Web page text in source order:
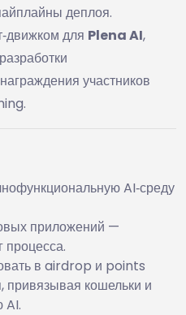
деплоя.
для Plena AI,
участников
AI‑среду
приложений —
процесса.
в airdrop и points
кошельки и
AI.